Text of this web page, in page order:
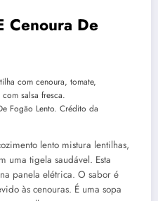
Cenoura De
Fogão Lento. Crédito da
lento mistura lentilhas,
uma tigela saudável. Esta
panela elétrica. O sabor é
às cenouras. É uma sopa